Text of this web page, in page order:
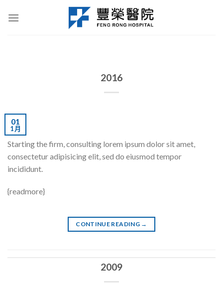
2016
01
1 月
Starting the firm, consulting lorem ipsum dolor sit amet,
consectetur adipisicing elit, sed do eiusmod tempor
incididunt.
{readmore}
CONTINUE READING →
2009